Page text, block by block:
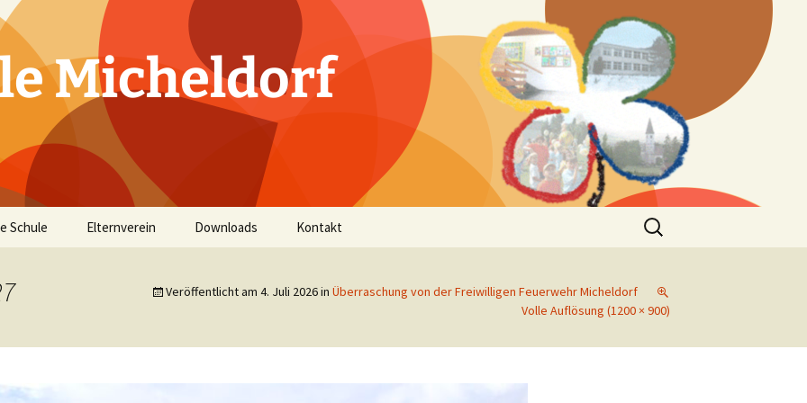
Micheldorf
Schule Elternverein Downloads Kontakt
Suchen
nach:
Veröffentlicht am 4. Juli 2026in Überraschung von der Freiwilligen Feuerwehr Micheldorf
Volle Auflösung (1200 × 900)